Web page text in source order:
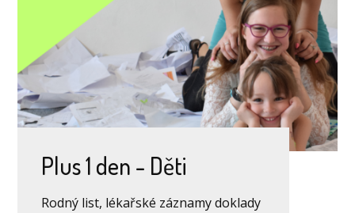
Plus 1 den - Děti
Rodný list, lékařské záznamy doklady